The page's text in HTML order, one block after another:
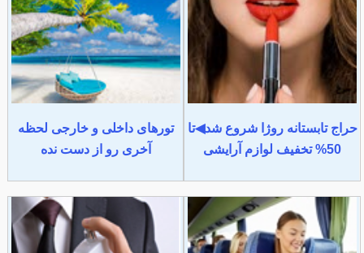
حراج تابستانه روژا شروع شد◀تا
50% تخفیف لوازم آرایشی
تورهای داخلی و خارجی لحظه
آخری رو از دست نده